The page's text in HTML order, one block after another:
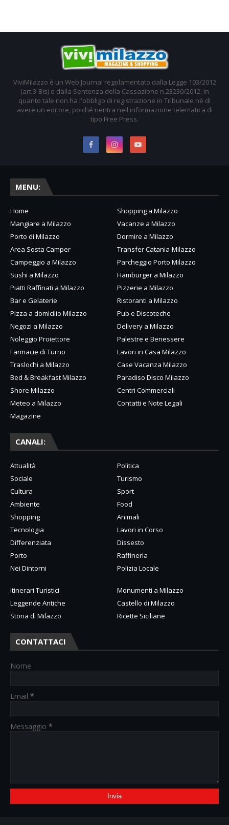
ViviMilazzo è un Web Journal regolamentato dalla Legge 103/2012
(art.3-Bis) e dalla Sentenza della Cassazione n.23230/2012. In
quanto tale non ha l'obbligo di registrazione in Tribunale nè di
avere un editore, poiché rientra nell'informazione telematica di
tipo Free Press.
MENU:
Home
Shopping a Milazzo
Mangiare a Milazzo
Vacanze a Milazzo
Porto di Milazzo
Dormire a Milazzo
Area Sosta Camper
Transfer Catania-Milazzo
Campeggio a Milazzo
Parcheggio Porto Milazzo
Sushi a Milazzo
Hamburger a Milazzo
Piatti Raffinati a Milazzo
Pizzerie a Milazzo
Bar e Gelaterie
Ristoranti a Milazzo
Pizza a domicilio Milazzo
Pub e Discoteche
Negozi a Milazzo
Delivery a Milazzo
Noleggio Proiettore
Palestre e Benessere
Farmacie di Turno
Lavori in Casa Milazzo
Traslochi a Milazzo
Case Vacanza Milazzo
Bed & Breakfast Milazzo
Paradiso Disco Milazzo
Shore Milazzo
Centri Commerciali
Meteo a Milazzo
Contatti e Note Legali
Magazine
CANALI:
Attualità
Politica
Sociale
Turismo
Cultura
Sport
Ambiente
Food
Shopping
Animali
Tecnologia
Lavori in Corso
Differenziata
Dissesto
Porto
Raffineria
Nei Dintorni
Polizia Locale
Itinerari Turistici
Monumenti a Milazzo
Leggende Antiche
Castello di Milazzo
Storia di Milazzo
Ricette Siciliane
CONTATTACI
Nome
Email *
Messaggio *